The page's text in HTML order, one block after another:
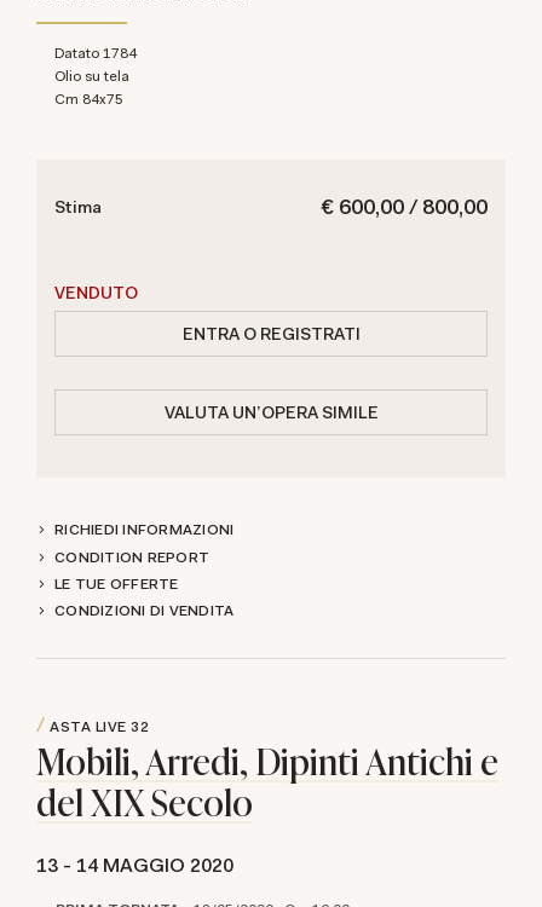
Datato 1784
olio su tela
cm 84x75
€ 600,00 / 800,00
Stima
VENDUTO
ENTRA O REGISTRATI
VALUTA UN'OPERA SIMILE
RICHIEDI INFORMAZIONI
CONDITION REPORT
LE TUE OFFERTE
CONDIZIONI DI VENDITA
ASTA LIVE 32
Mobili, Arredi, Dipinti Antichi e
del XIX Secolo
13 - 14 MAGGIO 2020